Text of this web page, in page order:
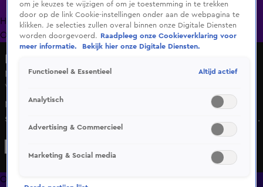
HomeUitzending Gemist Programma's De Bondgenoten
OranjezomerLivestreamsShop
Melvin heeft een oplossing voor dure boodschappen
Vr 5 juni, 10:34
Melvin denkt de oplossing gevonden te hebben voor de
stijgende kosten van boodschappen. Volgens hem moet
Elon Musk gewoon grotere vliegtuigen laten bouwen,
Overzicht
om je keuzes te wijzigen of om je toestemming in te trekken
door op de link Cookie-instellingen onder aan de webpagina te
klikken. Je selecties zullen overal binnen onze Digitale Diensten
worden doorgevoerd.
Raadpleeg onze Cookieverklaring voor
meer informatie.
Bekijk hier onze Digitale Diensten.
Functioneel & Essentieel Altijd actief
Analytisch
Advertising & Commercieel
Marketing & Social media